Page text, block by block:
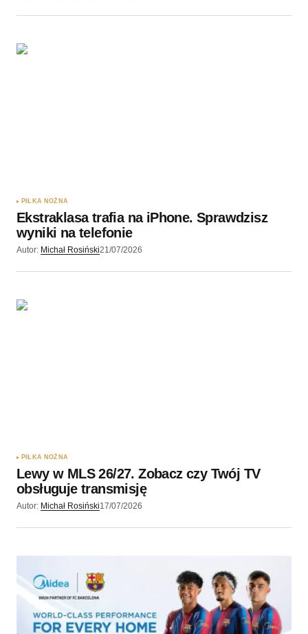
PIŁKA NOŻNA
Ekstraklasa trafia na iPhone. Sprawdzisz
wyniki na telefonie
Autor: Michał Rosiński21/07/2026
PIŁKA NOŻNA
Lewy w MLS 26/27. Zobacz czy Twój TV
obsługuje transmisję
Autor: Michał Rosiński17/07/2026